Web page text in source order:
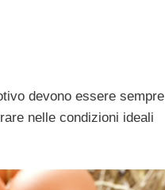
devono essere sempre
nelle condizioni ideali